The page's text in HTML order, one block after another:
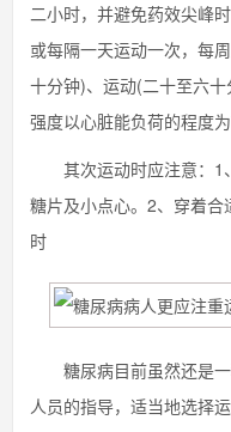
二小时，并避免药效尖峰
或每隔一天运动一次，每
十分钟)、运动(二十至六
强度以心脏能负荷的程度
其次运动时应注意：1
糖片及小点心。2、穿着
时
糖尿病目前虽然还是一
人员的指导，适当地选择